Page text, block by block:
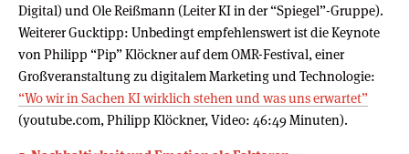
Digital) und Ole Reißmann (Leiter KI in der “Spiegel”-Gruppe).
Weiterer Gucktipp: Unbedingt empfehlenswert ist die Keynote
von Philipp “Pip” Klöckner auf dem OMR-Festival, einer
Großveranstaltung zu digitalem Marketing und Technologie:
“Wo wir in Sachen KI wirklich stehen und was uns erwartet”
(youtube.com, Philipp Klöckner, Video: 46:49 Minuten).